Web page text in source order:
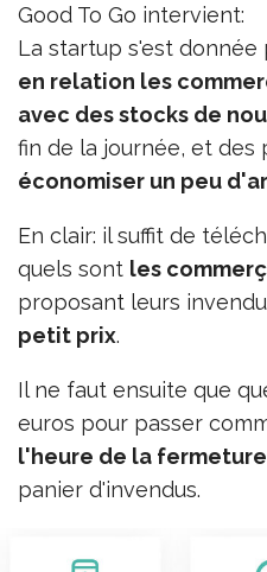
Good To Go intervient:
La startup s'est donnée
en relation les
avec des stocks de
fin de la journée, et des
économiser un peu
En clair: il suffit de
quels sont les
proposant leurs
petit prix.
Il ne faut ensuite que
euros pour passer
l'heure de la fermeture
panier d'invendus.